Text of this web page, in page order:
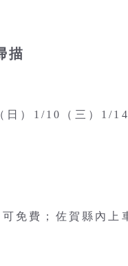
描
）1/10（三）1/
免費；佐賀縣內上